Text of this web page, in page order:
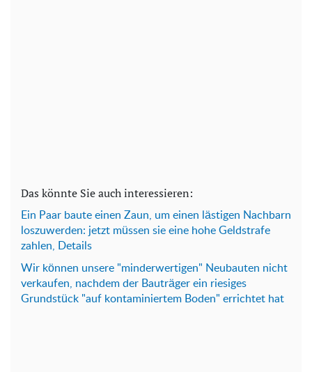
Das könnte Sie auch interessieren:
Ein Paar baute einen Zaun, um einen lästigen Nachbarn
loszuwerden: jetzt müssen sie eine hohe Geldstrafe
zahlen, Details
Wir können unsere "minderwertigen" Neubauten nicht
verkaufen, nachdem der Bauträger ein riesiges
Grundstück "auf kontaminiertem Boden" errichtet hat